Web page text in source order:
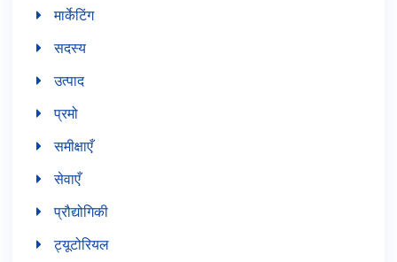
मार्केटिंग
सदस्य
उत्पाद
प्रमो
समीक्षाएँ
सेवाएँ
प्रौद्योगिकी
ट्यूटोरियल